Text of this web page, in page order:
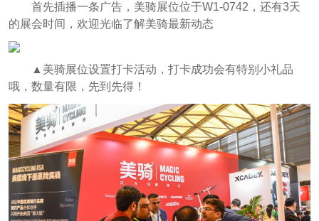
首先插播一条广告，美骑展位位于W1-0742，还有3天
的展会时间，欢迎光临了解美骑最新动态
▲美骑展位设置打卡活动，打卡成功会有特别小礼品
哦，数量有限，先到先得！